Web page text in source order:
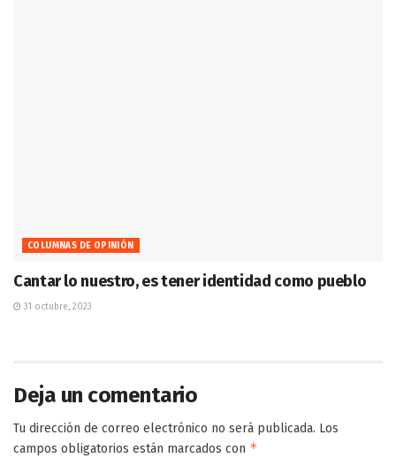
COLUMNAS DE OPINIÓN
Cantar lo nuestro, es tener identidad como pueblo
31 octubre, 2023
Deja un comentario
Tu dirección de correo electrónico no será publicada. Los
campos obligatorios están marcados con *